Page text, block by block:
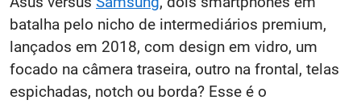
batalha pelo nicho de intermediários premium,
lançados em 2018, com design em vidro, um
focado na câmera traseira, outro na frontal, telas
espichadas, notch ou borda? Esse é o